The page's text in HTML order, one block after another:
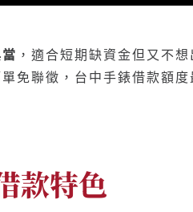
，適合短期缺資金但又不
免聯徵，台中手錶借款額度
款特色